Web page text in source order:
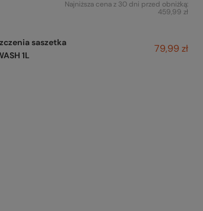
Najniższa cena z 30 dni przed obniżką:
459,99 zł
saszetka
1L
79,99 zł